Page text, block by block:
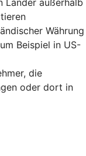
Währung
Beispiel in US-
die
oder dort in